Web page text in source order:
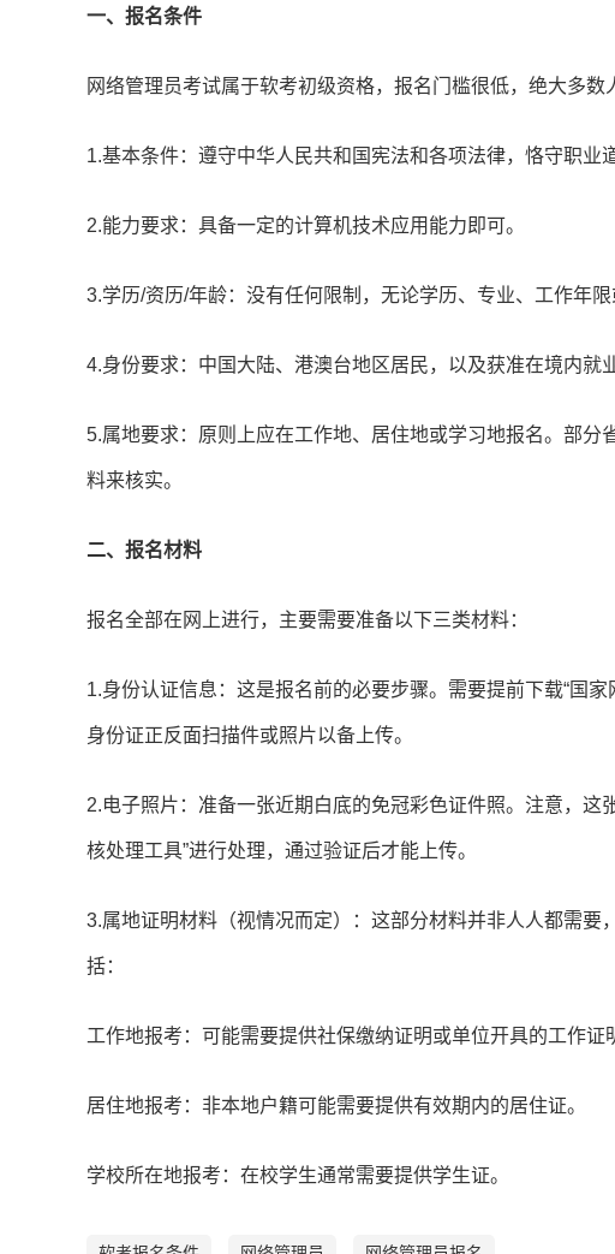
一、报名条件
网络管理员考试属于软考初级资格，报名门槛很低，绝大多数
1.基本条件：遵守中华人民共和国宪法和各项法律，恪守职业
2.能力要求：具备一定的计算机技术应用能力即可。
3.学历/资历/年龄：没有任何限制，无论学历、专业、工作年限
4.身份要求：中国大陆、港澳台地区居民，以及获准在境内就
5.属地要求：原则上应在工作地、居住地或学习地报名。部
料来核实。
二、报名材料
报名全部在网上进行，主要需要准备以下三类材料：
1.身份认证信息：这是报名前的必要步骤。需要提前下载“国
身份证正反面扫描件或照片以备上传。
2.电子照片：准备一张近期白底的免冠彩色证件照。注意，
核处理工具”进行处理，通过验证后才能上传。
3.属地证明材料（视情况而定）：这部分材料并非人人都需
括：
工作地报考：可能需要提供社保缴纳证明或单位开具的工作证
居住地报考：非本地户籍可能需要提供有效期内的居住证。
学校所在地报考：在校学生通常需要提供学生证。